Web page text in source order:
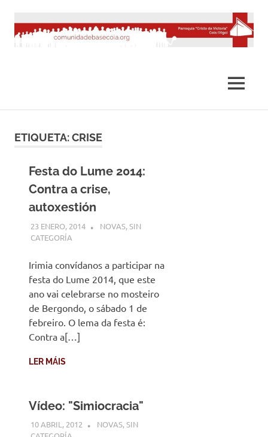
contenido
MENÚ
ETIQUETA:CRISE
Festa do Lume 2014:
Contra a crise,
autoxestión
23 ENERO, 2014 DESARROLLO
NOVAS,SIN
CATEGORÍA
Irimia convídanos a participar na
festa do Lume 2014, que este
ano vai celebrarse no mosteiro
de Bergondo, o sábado 1 de
febreiro. O lema da festa é:
Contra a[…]
LER MÁIS
Vídeo: "Simiocracia"
10 ABRIL, 2012 DESARROLLO
NOVAS,SIN